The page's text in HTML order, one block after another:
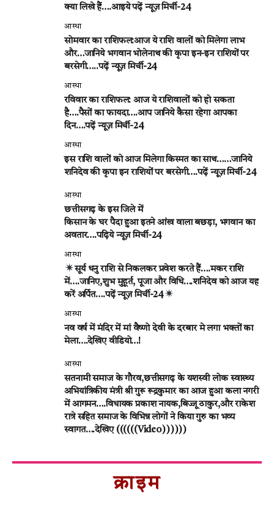
क्या लिखे हैं….आइये पढ़ें न्यूज़ मिर्ची-24
आस्था
सोमवार का राशिफल:आज ये राशि वालों को मिलेगा लाभ
और…जानिये भगवान भोलेनाथ की कृपा इन-इन राशियों पर
बरसेगी…..पढ़ें न्यूज़ मिर्ची-24
आस्था
रविवार का राशिफल: आज ये राशिवालों को हो सकता
है….पैसों का फायदा….आप जानिये कैसा रहेगा आपका
दिन….पढ़ें न्यूज़ मिर्ची-24
आस्था
इस राशि वालों को आज मिलेगा किस्मत का साथ……जानिये
शनिदेव की कृपा इन राशियों पर बरसेगी….पढ़ें न्यूज़ मिर्ची-24
आस्था
छत्तीसगढ़ के इस जिले में
किसान के घर पैदा हुआ इतने आंख वाला बछड़ा, भगवान का
अवतार….पढ़िये न्यूज़ मिर्ची-24
आस्था
सूर्य धनु राशि से निकलकर प्रवेश करते हैं….मकर राशि
में….जानिए,शुभ मुहूर्त, पूजा और विधि….शनिदेव को आज यह
करें अर्पित….पढ़ें न्यूज़ मिर्ची-24
आस्था
नव वर्ष में मंदिर में मां वैष्णो देवी के दरबार मे लगा भक्तों का
मेला….देखिए वीडियो…!
आस्था
सतनामी समाज के गौरव,छत्तीसगढ़ के यशस्वी लोक स्वास्थ्य
अभियांत्रिकीय मंत्री श्री गुरू रूद्रकुमार का आज हुआ कला नगरी
में आगमन….विधायक प्रकाश नायक,बिज्जू ठाकुर,और राकेश
रात्रे सहित समाज के विभिन्न लोगों ने किया गुरु का भव्य
स्वागत….देखिए ((((((Video))))))
क्राइम